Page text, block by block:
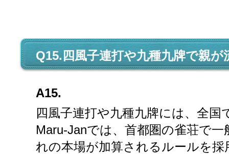
Q15.四風子連打や九種九牌で親
A15.
四風子連打や九種九牌には、全
Maru-Janでは、首都圏の雀荘で
れの本場が加算されるルールを